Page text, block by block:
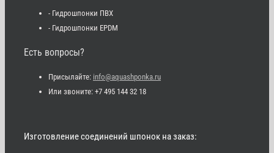
- Гидрошпонки ПВХ
- Гидрошпонки EPDM
Есть вопросы?
Присылайте: info@aquashponka.ru
Или звоните: +7 495 144 32 18
Изготовление соединений шпонок на заказ: